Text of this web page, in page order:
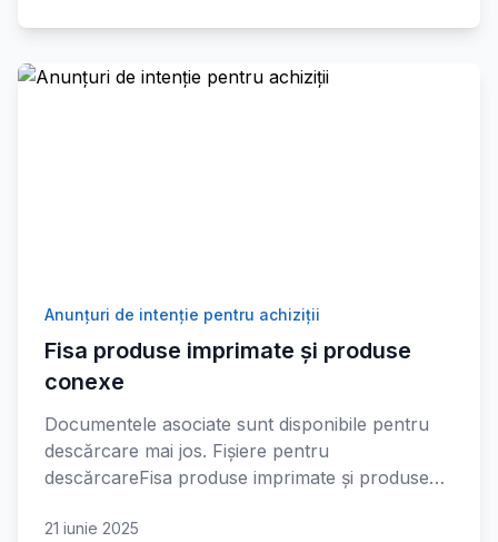
Anunțuri de intenție pentru achiziții
Fisa produse imprimate și produse
conexe
Documentele asociate sunt disponibile pentru
descărcare mai jos. Fișiere pentru
descărcareFisa produse imprimate și produse…
21 iunie 2025